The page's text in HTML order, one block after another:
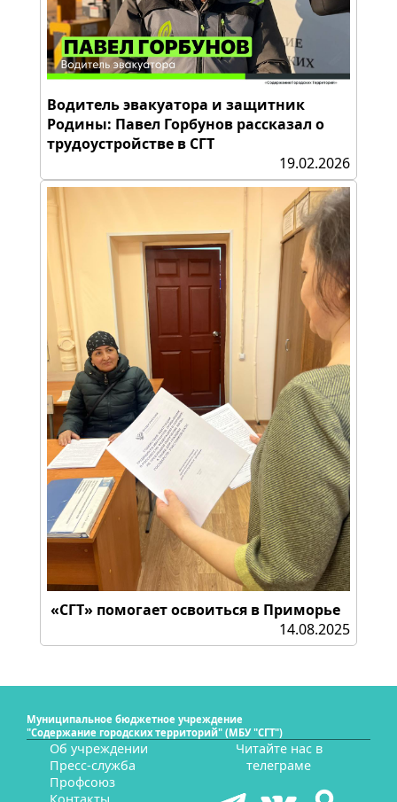
Водитель эвакуатора и защитник
Родины: Павел Горбунов рассказал о
трудоустройстве в СГТ
19.02.2026
«СГТ» помогает освоиться в Приморье
14.08.2025
Муниципальное бюджетное учреждение
"Содержание городских территорий" (МБУ "СГТ")
Об учреждении
Пресс-служба
Профсоюз
Контакты
Читайте нас в
телеграме